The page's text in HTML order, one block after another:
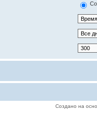
Создано на